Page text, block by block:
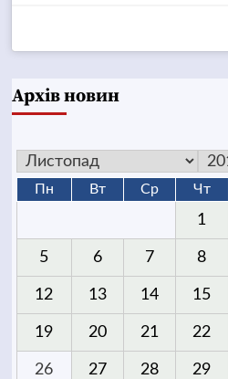
Архів новин
Пн Вт Ср Чт
1
5 6 7 8
12 13 14 15
19 20 21 22
26 27 28 29